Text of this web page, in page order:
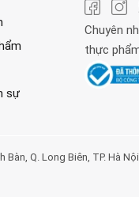
Chuyên
thực
Bàn, Q. Long Biên, TP.